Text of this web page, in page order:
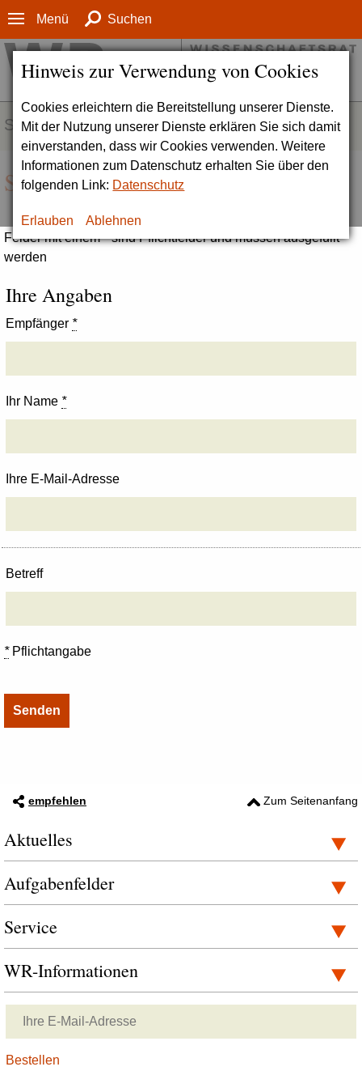
Hinweis zur Verwendung von Cookies
Cookies erleichtern die Bereitstellung unserer Dienste.
Mit der Nutzung unserer Dienste erklären Sie sich damit
einverstanden, dass wir Cookies verwenden. Weitere
Informationen zum Datenschutz erhalten Sie über den
folgenden Link: Datenschutz
Erlauben Ablehnen
Menü Suchen
SERVICE
Seite empfehlen
Felder mit einem * sind Pflichtfelder und müssen ausgefüllt
werden
Ihre Angaben
Empfänger *
Ihr Name *
Ihre E-Mail-Adresse
Betreff
*Pflichtangabe
empfehlen Zum Seitenanfang
Aktuelles
Aufgabenfelder
Service
WR-Informationen